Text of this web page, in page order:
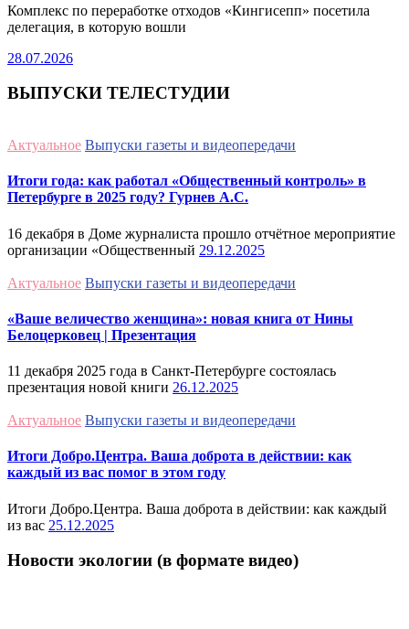
Комплекс по переработке отходов «Кингисепп» посетила
делегация, в которую вошли
28.07.2026
ВЫПУСКИ ТЕЛЕСТУДИИ
Актуальное Выпуски газеты и видеопередачи
Итоги года: как работал «Общественный контроль» в
Петербурге в 2025 году? Гурнев А.С.
16 декабря в Доме журналиста прошло отчётное мероприятие
организации «Общественный 29.12.2025
Актуальное Выпуски газеты и видеопередачи
«Ваше величество женщина»: новая книга от Нины
Белоцерковец | Презентация
11 декабря 2025 года в Санкт-Петербурге состоялась
презентация новой книги 26.12.2025
Актуальное Выпуски газеты и видеопередачи
Итоги Добро.Центра. Ваша доброта в действии: как
каждый из вас помог в этом году
Итоги Добро.Центра. Ваша доброта в действии: как каждый
из вас 25.12.2025
Новости экологии (в формате видео)